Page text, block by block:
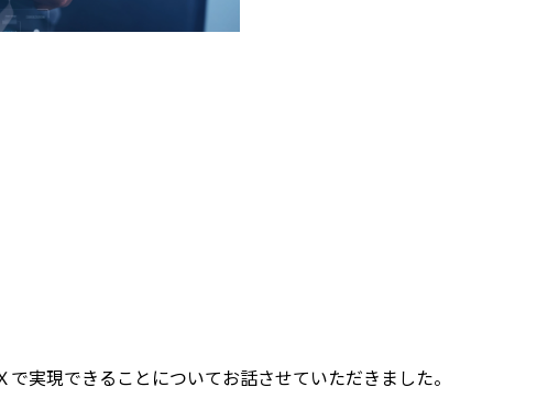
実現できることについてお話させていただきました。